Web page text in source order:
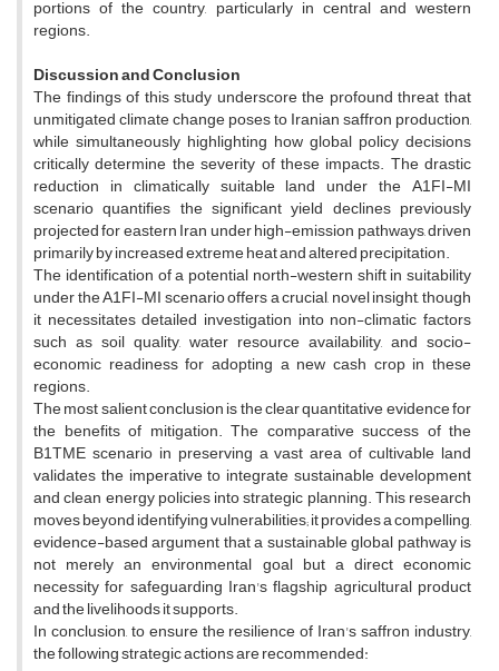
portions of the country, particularly in central and western
regions.
Discussion and Conclusion
The findings of this study underscore the profound threat that
unmitigated climate change poses to Iranian saffron production,
while simultaneously highlighting how global policy decisions
critically determine the severity of these impacts. The drastic
reduction in climatically suitable land under the A1FI-MI
scenario quantifies the significant yield declines previously
projected for eastern Iran under high-emission pathways, driven
primarily by increased extreme heat and altered precipitation.
The identification of a potential north-western shift in suitability
under the A1FI-MI scenario offers a crucial, novel insight, though
it necessitates detailed investigation into non-climatic factors
such as soil quality, water resource availability, and socio-
economic readiness for adopting a new cash crop in these
regions.
The most salient conclusion is the clear quantitative evidence for
the benefits of mitigation. The comparative success of the
B1TME scenario in preserving a vast area of cultivable land
validates the imperative to integrate sustainable development
and clean energy policies into strategic planning. This research
moves beyond identifying vulnerabilities; it provides a compelling,
evidence-based argument that a sustainable global pathway is
not merely an environmental goal but a direct economic
necessity for safeguarding Iran's flagship agricultural product
and the livelihoods it supports.
In conclusion, to ensure the resilience of Iran's saffron industry,
the following strategic actions are recommended: